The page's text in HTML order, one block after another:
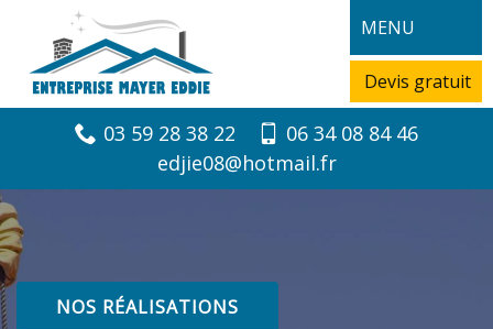
MENU
Devis gratuit
03 59 28 38 22
06 34 08 84 46
edjie08@hotmail.fr
NOS RÉALISATIONS